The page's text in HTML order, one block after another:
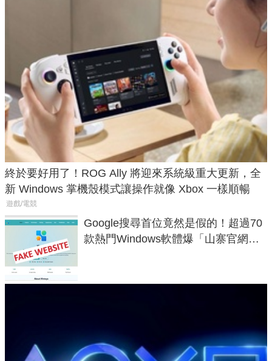
終於要好用了！ROG Ally 將迎來系統級重大更新，全
新 Windows 掌機殼模式讓操作就像 Xbox 一樣順暢
遊戲/電競
Google搜尋首位竟然是假的！超過70
款熱門Windows軟體爆「山寨官網」